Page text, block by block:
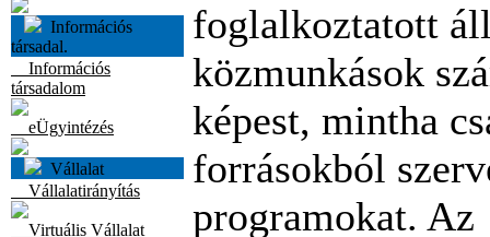
Információs
társadal.
Információs
társadalom
eÜgyintézés
Vállalat
Vállalatirányítás
Virtuális Vállalat
foglalkoztatott
közmunkások
képest, mintha
forrásokból
programokat. Az